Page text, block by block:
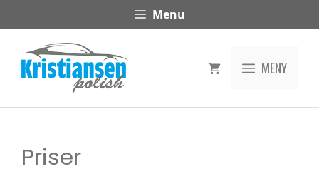
til
innhold
Menu
MENY
Priser